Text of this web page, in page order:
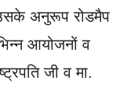
उसके अनुरूप रोडमैप
आयोजनों व
जी व मा.